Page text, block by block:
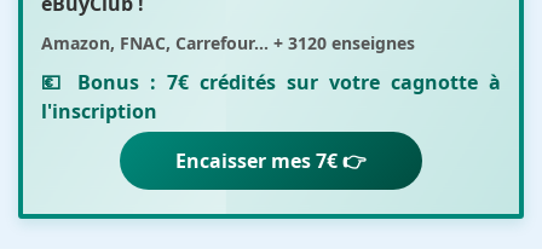
Amazon, FNAC, Carrefour... + 3120 enseignes
💶 Bonus : 7€ crédités sur votre cagnotte à
l'inscription
Encaisser mes 7€ 👉